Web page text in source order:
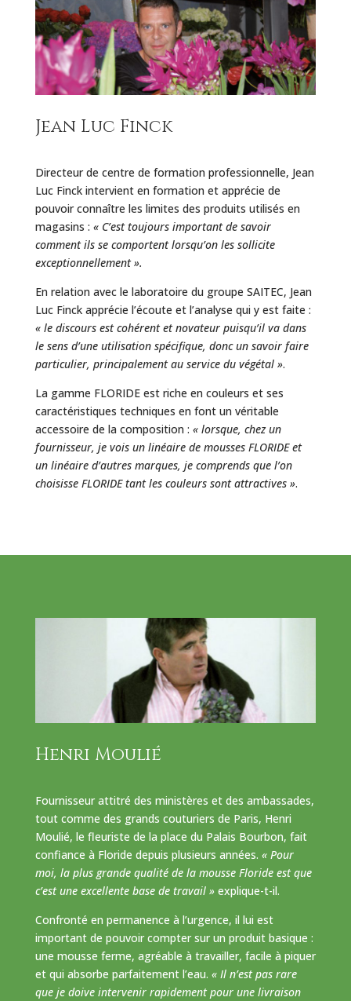
Jean Luc Finck
Directeur de centre de formation professionnelle, Jean
Luc Finck intervient en formation et apprécie de
pouvoir connaître les limites des produits utilisés en
magasins : « C’est toujours important de savoir
comment ils se comportent lorsqu’on les sollicite
exceptionnellement ».
En relation avec le laboratoire du groupe SAITEC, Jean
Luc Finck apprécie l’écoute et l’analyse qui y est faite :
« le discours est cohérent et novateur puisqu’il va dans
le sens d’une utilisation spécifique, donc un savoir faire
particulier, principalement au service du végétal ».
La gamme FLORIDE est riche en couleurs et ses
caractéristiques techniques en font un véritable
accessoire de la composition : « lorsque, chez un
fournisseur, je vois un linéaire de mousses FLORIDE et
un linéaire d’autres marques, je comprends que l’on
choisisse FLORIDE tant les couleurs sont attractives ».
Henri Moulié
Fournisseur attitré des ministères et des ambassades,
tout comme des grands couturiers de Paris, Henri
Moulié, le fleuriste de la place du Palais Bourbon, fait
confiance à Floride depuis plusieurs années. « Pour
moi, la plus grande qualité de la mousse Floride est que
c’est une excellente base de travail »explique-t-il.
Confronté en permanence à l’urgence, il lui est
important de pouvoir compter sur un produit basique :
une mousse ferme, agréable à travailler, facile à piquer
et qui absorbe parfaitement l’eau. « Il n’est pas rare
que je doive intervenir rapidement pour une livraison